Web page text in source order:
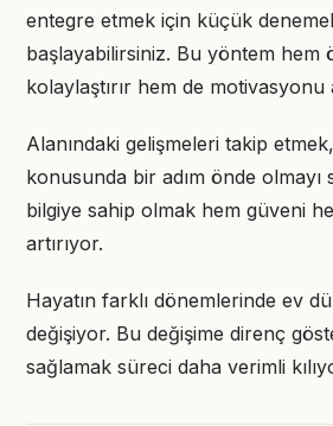
entegre etmek için küçük
başlayabilirsiniz. Bu yöntem hem
kolaylaştırır hem de motivasyonu
Alanındaki gelişmeleri takip
konusunda bir adım önde olmayı
bilgiye sahip olmak hem güveni
artırıyor.
Hayatın farklı dönemlerinde ev
değişiyor. Bu değişime direnç
sağlamak süreci daha verimli